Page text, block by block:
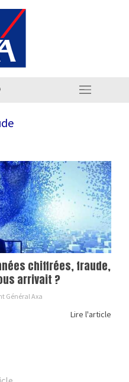
chiffrées, fraude,
arrivait ?
Général Axa
Lire l'article